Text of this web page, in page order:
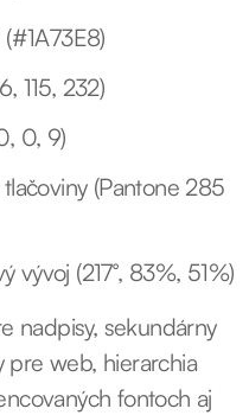
115, 232)
0, 9)
(Pantone 285
vývoj (217°, 83%, 51%)
nadpisy, sekundárny
pre web, hierarchia
fontoch aj